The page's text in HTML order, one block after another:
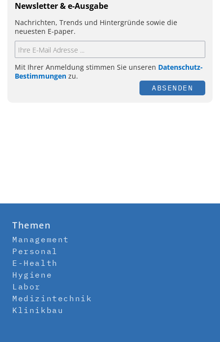
Newsletter & e-Ausgabe
Nachrichten, Trends und Hintergründe sowie die
neuesten E-paper.
Mit Ihrer Anmeldung stimmen Sie unseren Datenschutz-
Bestimmungen zu.
ABSENDEN
Themen
Management
Personal
E-Health
Hygiene
Labor
Medizintechnik
Klinikbau